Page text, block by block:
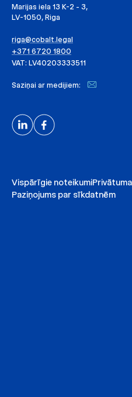
Marijas iela 13 K-2 - 3,
LV-1050, Riga
riga@cobalt.legal
+371 6720 1800
VAT: LV40203333511
Saziņai ar medijiem:
Vispārīgie noteikumi
Paziņojums par sīkdatnēm